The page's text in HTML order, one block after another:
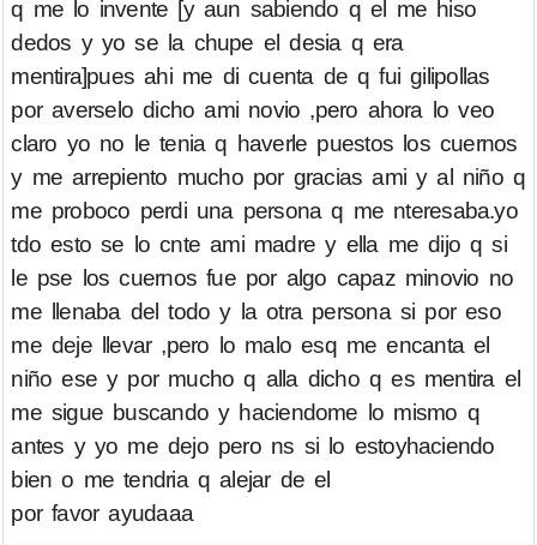
q me lo invente [y aun sabiendo q el me hiso
dedos y yo se la chupe el desia q era
mentira]pues ahi me di cuenta de q fui gilipollas
por averselo dicho ami novio ,pero ahora lo veo
claro yo no le tenia q haverle puestos los cuernos
y me arrepiento mucho por gracias ami y al niño q
me proboco perdi una persona q me nteresaba.yo
tdo esto se lo cnte ami madre y ella me dijo q si
le pse los cuernos fue por algo capaz minovio no
me llenaba del todo y la otra persona si por eso
me deje llevar ,pero lo malo esq me encanta el
niño ese y por mucho q alla dicho q es mentira el
me sigue buscando y haciendome lo mismo q
antes y yo me dejo pero ns si lo estoyhaciendo
bien o me tendria q alejar de el
por favor ayudaaa